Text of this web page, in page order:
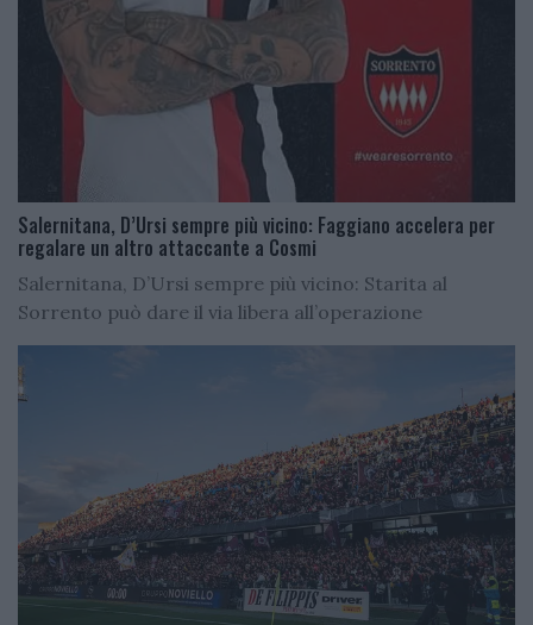
Salernitana, D’Ursi sempre più vicino: Faggiano accelera per
regalare un altro attaccante a Cosmi
Salernitana, D’Ursi sempre più vicino: Starita al
Sorrento può dare il via libera all’operazione